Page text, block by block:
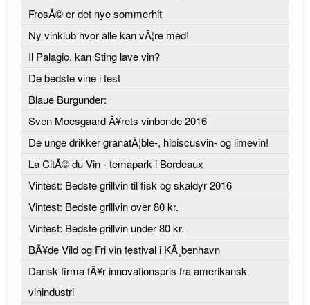
FrosÃ© er det nye sommerhit
Ny vinklub hvor alle kan vÃ¦re med!
Il Palagio, kan Sting lave vin?
De bedste vine i test
Blaue Burgunder:
Sven Moesgaard Ã¥rets vinbonde 2016
De unge drikker granatÃ¦ble-, hibiscusvin- og limevin!
La CitÃ© du Vin - temapark i Bordeaux
Vintest: Bedste grillvin til fisk og skaldyr 2016
Vintest: Bedste grillvin over 80 kr.
Vintest: Bedste grillvin under 80 kr.
BÃ¥de Vild og Fri vin festival i KÃ¸benhavn
Dansk firma fÃ¥r innovationspris fra amerikansk
vinindustri